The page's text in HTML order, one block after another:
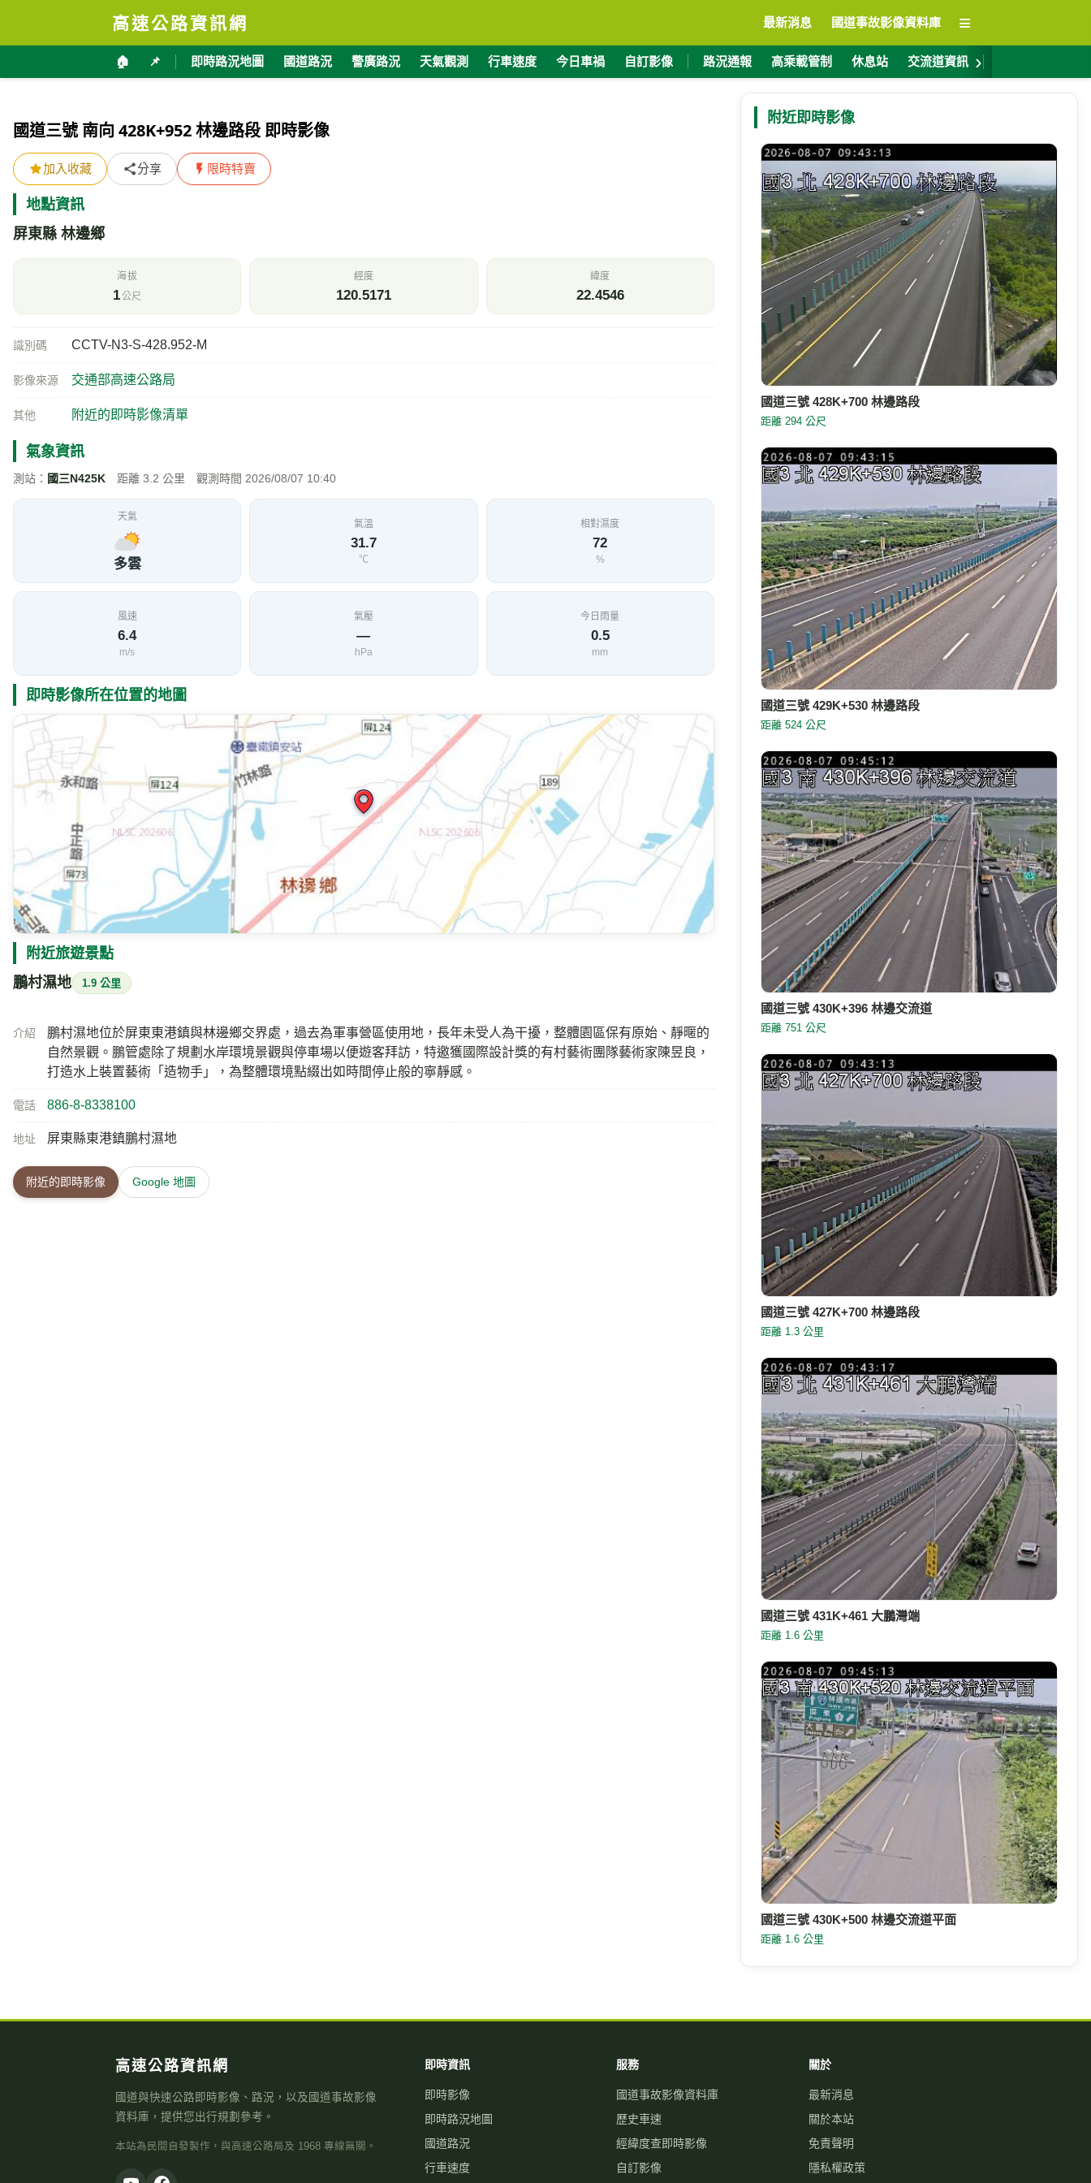
高速公路資訊網 最新消息 國道事故影像資料庫 ≡
🏠 📌 即時路況地圖 國道路況 警廣路況 天氣觀測 行車速度 今日車禍 自訂影像 路況通報 高乘載管制 休息站 交流道資訊 ›
國道三號 南向 428K+952 林邊路段 即時影像
加入收藏 分享 限時特賣
地點資訊
屏東縣 林邊鄉
海拔
1公尺
經度
120.5171
緯度
22.4546
識別碼 CCTV-N3-S-428.952-M
影像來源 交通部高速公路局
其他 附近的即時影像清單
氣象資訊
測站： 國三N425K 距離 3.2 公里 觀測時間 2026/08/07 10:40
天氣
多雲
氣溫
31.7
℃
相對濕度
72
%
風速
6.4
m/s
氣壓
—
hPa
今日雨量
0.5
mm
即時影像所在位置的地圖
附近旅遊景點
鵬村濕地 1.9 公里
介紹
鵬村濕地位於屏東東港鎮與林邊鄉交界處，過去為軍事營區使用地，長年未受人為干擾，整體園區保有原始、靜暱的
自然景觀。鵬管處除了規劃水岸環境景觀與停車場以便遊客拜訪，特邀獲國際設計獎的有村藝術團隊藝術家陳昱良，
打造水上裝置藝術「造物手」，為整體環境點綴出如時間停止般的寧靜感。
電話 886-8-8338100
地址 屏東縣東港鎮鵬村濕地
附近的即時影像 Google 地圖
附近即時影像
國道三號 428K+700 林邊路段
距離 294 公尺
國道三號 429K+530 林邊路段
距離 524 公尺
國道三號 430K+396 林邊交流道
距離 751 公尺
國道三號 427K+700 林邊路段
距離 1.3 公里
國道三號 431K+461 大鵬灣端
距離 1.6 公里
國道三號 430K+500 林邊交流道平面
距離 1.6 公里
高速公路資訊網
國道與快速公路即時影像、路況，以及國道事故影像
資料庫，提供您出行規劃參考。
本站為民間自發製作，與高速公路局及 1968 專線無關。
即時資訊
即時影像
即時路況地圖
國道路況
行車速度
服務
國道事故影像資料庫
歷史車速
經緯度查即時影像
自訂影像
關於
最新消息
關於本站
免責聲明
隱私權政策